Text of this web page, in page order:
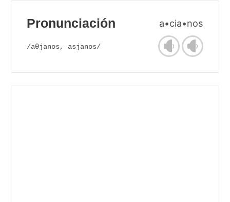
Pronunciación a•cia•nos
/aθjanos, asjanos/